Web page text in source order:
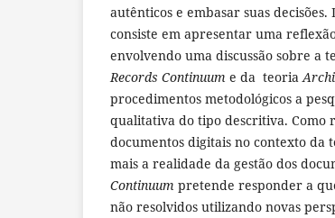
autênticos e embasar suas
consiste em apresentar uma
envolvendo uma discussão sobre a
Records Continuum e da teoria
procedimentos metodológicos a
qualitativa do tipo descritiva. Como
documentos digitais no contexto da
mais a realidade da gestão dos
Continuum pretende responder a
não resolvidos utilizando novas